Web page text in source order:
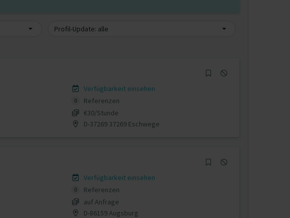
Profil-Update: alle
Verfügbarkeit einsehen
0
Referenzen
€30/Stunde
D-37269 37269 Eschwege
Verfügbarkeit einsehen
0
Referenzen
auf Anfrage
D-86159 Augsburg